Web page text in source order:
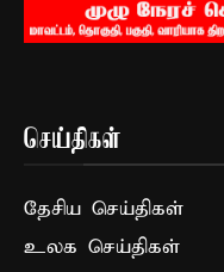
செய்திகள்
தேசிய செய்திகள்
உலக செய்திகள்